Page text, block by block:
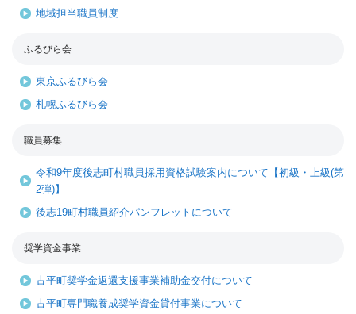
地域担当職員制度
ふるびら会
東京ふるびら会
札幌ふるびら会
職員募集
令和9年度後志町村職員採用資格試験案内について【初級・上級(第
2弾)】
後志19町村職員紹介パンフレットについて
奨学資金事業
古平町奨学金返還支援事業補助金交付について
古平町専門職養成奨学資金貸付事業について